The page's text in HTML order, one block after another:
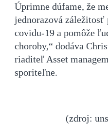
Úprimne dúfame, že
jednorazová
covidu-19 a pomôže
choroby,“ dodáva
riaditeľ Asset
sporiteľne.
(zdroj: